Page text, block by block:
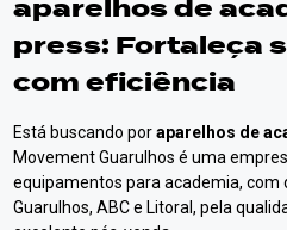
aparelhos de
press: Fortaleça
com eficiência
Está buscando poraparelhos de
Movement Guarulhos é uma
equipamentos para academia, com
Guarulhos, ABC e Litoral, pela